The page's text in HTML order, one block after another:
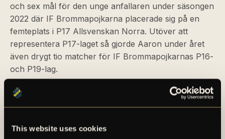
This website uses cookies
och sex mål för den unge anfallaren under säsongen
2022 där IF Brommapojkarna placerade sig på en
femteplats i P17 Allsvenskan Norra. Utöver att
representera P17-laget så gjorde Aaron under året
även drygt tio matcher för IF Brommapojkarnas P16-
och P19-lag.
FLYTT TILL DANMARK
I januari 2023 stod det klart att Aaron gjorde flytten